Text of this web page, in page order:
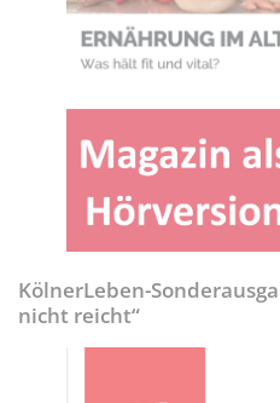
KölnerLeben-
nicht reicht“